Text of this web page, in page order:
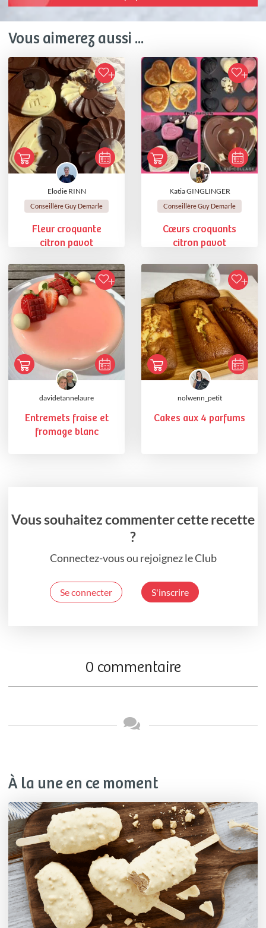
Vous aimerez aussi ...
Elodie RINN
Conseillère Guy Demarle
Fleur croquante
citron pavot
Katia GINGLINGER
Conseillère Guy Demarle
Cœurs croquants
citron pavot
davidetannelaure
Entremets fraise et
fromage blanc
nolwenn_petit
Cakes aux 4 parfums
Vous souhaitez commenter cette recette
?
Connectez-vous ou rejoignez le Club
Se connecter S'inscrire
0 commentaire
À la une en ce moment